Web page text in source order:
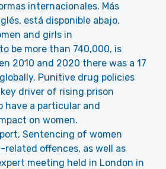
internacionales. Más
está disponible abajo.
and girls in
be more than 740,000, is
2010 and 2020 there was a 17
Punitive drug policies
driver of rising prison
have a particular and
on women.
Sentencing of women
offences, as well as
meeting held in London in